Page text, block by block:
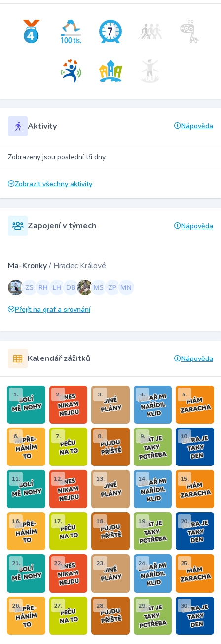
Aktivity Nápověda
Zobrazeny jsou poslední tři dny.
Zobrazit všechny aktivity
Zapojení v týmech Nápověda
Ma-Kronky/ Hradec Králové
Přejít na graf a srovnání
Kalendář zážitků Nápověda
1. 2. 3. 4. 5.
6. 7. 8. 9. 10.
11. 12. 13. 14. 15.
16. 17. 18. 19. 20.
21. 22. 23. 24. 25.
26. 27. 28. 29. 30.